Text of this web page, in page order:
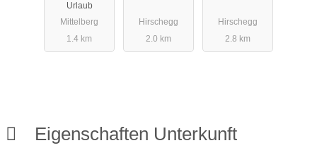
Urlaub
Mittelberg
1.4 km
Hirschegg
2.0 km
Hirschegg
2.8 km
Eigenschaften Unterkunft